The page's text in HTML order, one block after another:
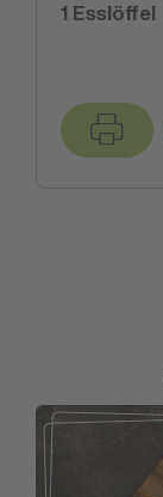
1 Esslöffel